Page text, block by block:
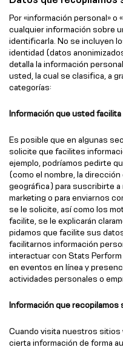
Por «información personal» o
cualquier información sobre
identificarla. No se incluyen
identidad (datos
detalla la información
usted, la cual se clasifica, a
categorías:
Información que usted
Es posible que en algunas
solicite que facilites
ejemplo, podríamos pedirte
(como el nombre, la
geográfica) para suscribirte
marketing o para enviarnos
se le solicite, así como los
facilite, se le explicarán
pidamos que facilite sus
facilitarnos información
interactuar con Stats
en eventos en línea y
actividades personales o
Información que recopilamos
Cuando visita nuestros sitios
cierta información de forma